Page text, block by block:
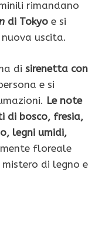
rimandano
di Tokyo e si
uscita.
di sirenetta con
e si
Le note
di bosco, fresia,
legni umidi,
floreale
di legno e